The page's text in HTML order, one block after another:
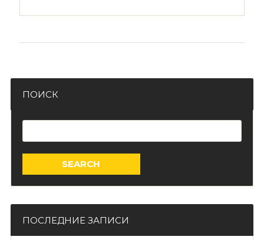
ПОИСК
for:
ПОСЛЕДНИЕ ЗАПИСИ